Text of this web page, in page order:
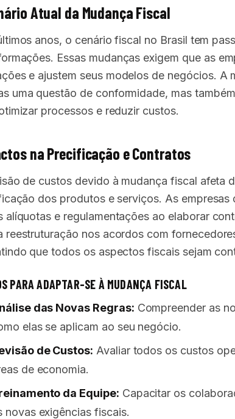
Atual da Mudança Fiscal
anos, o cenário fiscal no Brasil tem
Essas mudanças exigem que as
e ajustem seus modelos de negócios. A
uma questão de conformidade, mas
processos e reduzir custos.
na Precificação e Contratos
de custos devido à mudança fiscal afeta
dos produtos e serviços. As empresas
alíquotas e regulamentações ao elaborar
reestruturação nos acordos com
que todos os aspectos fiscais sejam
PARA ADAPTAR-SE À MUDANÇA FISCAL
das Novas Regras: Compreender as
elas se aplicam ao seu negócio.
de Custos: Avaliar todos os custos
de economia.
da Equipe: Capacitar os
novas exigências fiscais.